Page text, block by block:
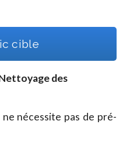
cible
des
nécessite pas de pré-